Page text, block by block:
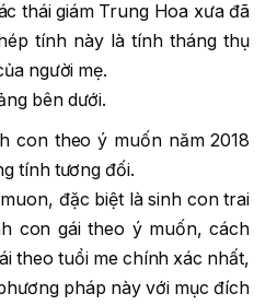
thái giám Trung Hoa xưa đã
tính này là tính tháng thụ
người mẹ.
bên dưới.
con theo ý muốn năm 2018
tính tương đối.
đặc biệt là sinh con trai
con gái theo ý muốn, cách
theo tuổi me chính xác nhất,
pháp này với mục đích